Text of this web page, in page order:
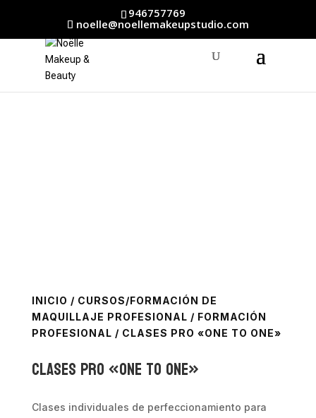
946757769
noelle@noellemakeupstudio.com
INICIO / CURSOS/FORMACIÓN DE
MAQUILLAJE PROFESIONAL / FORMACIÓN
PROFESIONAL / CLASES PRO «ONE TO ONE»
Clases PRO «One to One»
Clases individuales de perfeccionamiento para